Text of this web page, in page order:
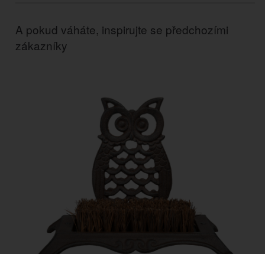
A pokud váháte, inspirujte se předchozími
zákazníky